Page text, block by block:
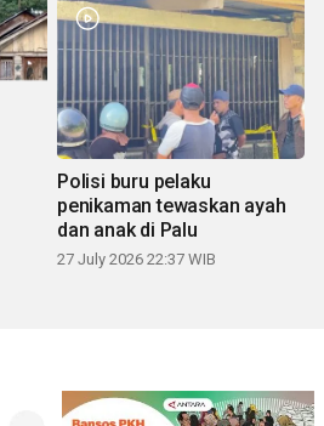
Polisi buru pelaku
penikaman tewaskan ayah
dan anak di Palu
27 July 2026 22:37 WIB